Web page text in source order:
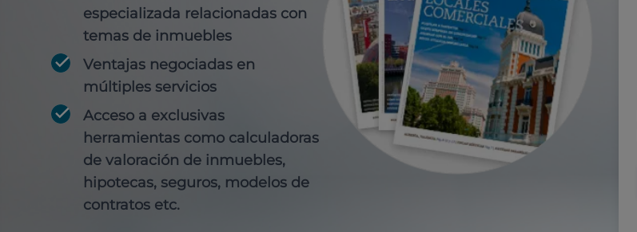
especializada relacionadas con
temas de inmuebles
Ventajas negociadas en
múltiples servicios
Acceso a exclusivas
herramientas como calculadoras
de valoración de inmuebles,
hipotecas, seguros, modelos de
contratos etc.